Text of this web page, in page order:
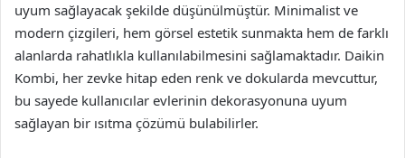
uyum sağlayacak şekilde düşünülmüştür. Minimalist ve
modern çizgileri, hem görsel estetik sunmakta hem de farklı
alanlarda rahatlıkla kullanılabilmesini sağlamaktadır. Daikin
Kombi, her zevke hitap eden renk ve dokularda mevcuttur,
bu sayede kullanıcılar evlerinin dekorasyonuna uyum
sağlayan bir ısıtma çözümü bulabilirler.